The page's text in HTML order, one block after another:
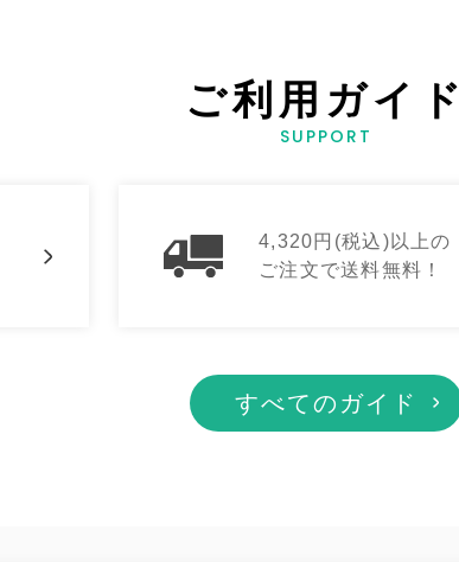
ご利用ガイド
SUPPORT
4,320円(税込)以上の
ご注文で送料無料！
すべてのガイド